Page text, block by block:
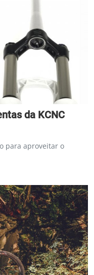
da KCNC
para aproveitar o